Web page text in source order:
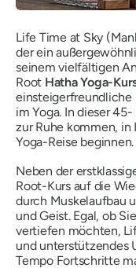
Life Time at Sky
der ein
seinem vielfältigen
Root Hatha Yoga-
einsteigerfreundliche
im Yoga. In dieser
zur Ruhe kommen, in
Yoga-Reise beginnen.
Neben der
Root-Kurs auf die
durch Muskelaufbau
und Geist. Egal, ob
vertiefen möchten,
und unterstützendes
Tempo Fortschritte